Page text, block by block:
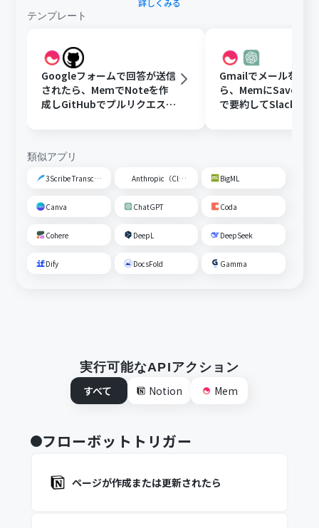
詳しくみる
テンプレート
Googleフォームで回答が送信
されたら、MemでNoteを作
成しGitHubでプルリクエスト
Gmailでメールを受
ら、MemにSaveし
で要約してSlackに通
類似アプリ
3Scribe Transcription Anthropic（Claude） BigML
Canva ChatGPT Coda
Cohere DeepL DeepSeek
Dify DocsFold Gamma
実行可能なAPIアクション
すべて
Notion Mem
フローボットトリガー
ページが作成または更新されたら